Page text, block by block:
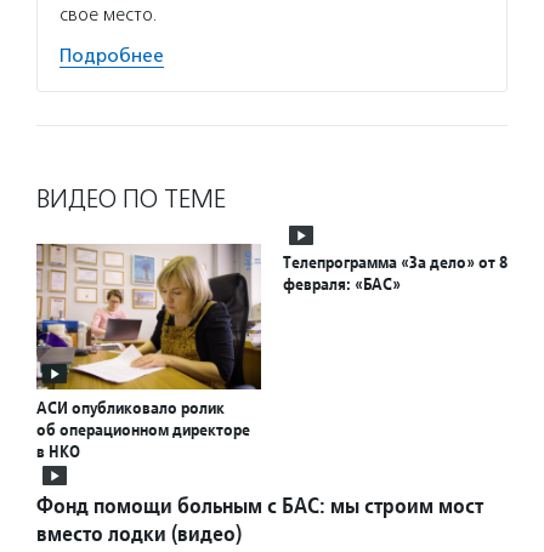
свое место.
Подробнее
ВИДЕО ПО ТЕМЕ
АСИ опубликовало ролик
об операционном директоре
в НКО
Телепрограмма «За дело» от 8
февраля: «БАС»
Фонд помощи больным с БАС: мы строим мост
вместо лодки (видео)